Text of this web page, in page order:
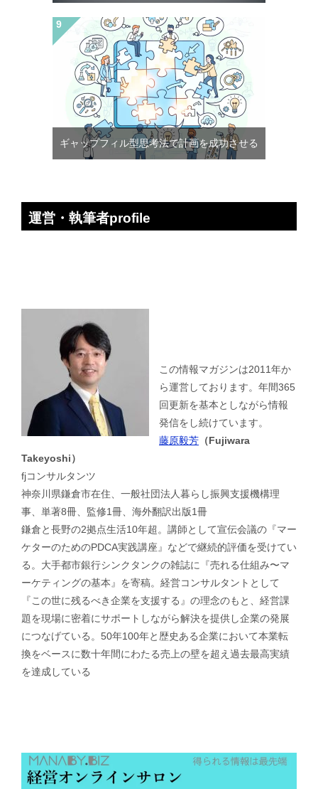
ギャップフィル型思考法で計画を成功させる
運営・執筆者profile
この情報マガジンは2011年か
ら運営しております。年間365
回更新を基本としながら情報
発信をし続けています。
藤原毅芳 （Fujiwara
Takeyoshi）
fjコンサルタンツ
神奈川県鎌倉市在住、一般社団法人暮らし振興支援機構理
事、単著8冊、監修1冊、海外翻訳出版1冊
鎌倉と長野の2拠点生活10年超。講師として宣伝会議の『マー
ケターのためのPDCA実践講座』などで継続的評価を受けてい
る。大手都市銀行シンクタンクの雑誌に『売れる仕組み〜マ
ーケティングの基本』を寄稿。経営コンサルタントとして
『この世に残るべき企業を支援する』の理念のもと、経営課
題を現場に密着にサポートしながら解決を提供し企業の発展
につなげている。50年100年と歴史ある企業において本業転
換をベースに数十年間にわたる売上の壁を超え過去最高実績
を達成している